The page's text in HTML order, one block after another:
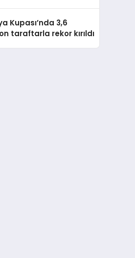
Kupası’nda 3,6
taraftarla rekor kırıldı